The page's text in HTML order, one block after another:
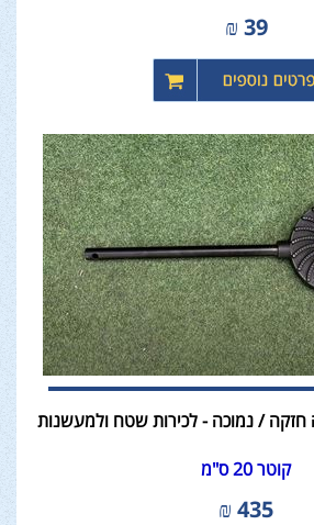
39
₪
חזקה / נמוכה - לכירות שטח ולמעשנות
קוטר 20 ס"מ
435
₪